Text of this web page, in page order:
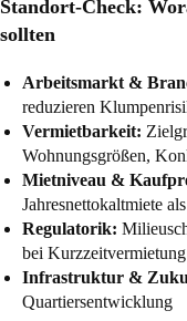
Standort-Check:
sollten
Arbeitsmarkt &
reduzieren
Vermietbarkeit:
Wohnungsgrößen,
Mietniveau &
Jahresnettokaltmiete
Regulatorik:
bei Kurzzeitvermietung
Infrastruktur &
Quartiersentwicklung